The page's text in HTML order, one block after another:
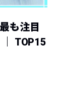
も注目
TOP15